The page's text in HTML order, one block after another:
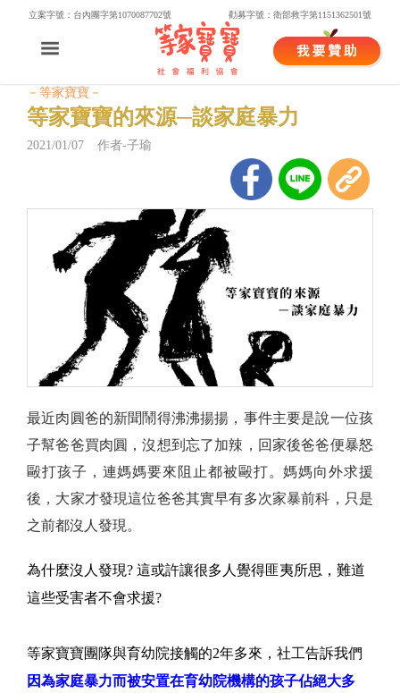
立案字號：台內團字第1070087702號 勸募字號：衛部救字第1151362501號
－等家寶寶－
等家寶寶的來源─談家庭暴力
2021/01/07 作者-子瑜
最近肉圓爸的新聞鬧得沸沸揚揚，事件主要是說一位孩
子幫爸爸買肉圓，沒想到忘了加辣，回家後爸爸便暴怒
毆打孩子，連媽媽要來阻止都被毆打。媽媽向外求援
後，大家才發現這位爸爸其實早有多次家暴前科，只是
之前都沒人發現。
為什麼沒人發現? 這或許讓很多人覺得匪夷所思，難道
這些受害者不會求援?
等家寶寶團隊與育幼院接觸的2年多來，社工告訴我們
因為家庭暴力而被安置在育幼院機構的孩子佔絕大多